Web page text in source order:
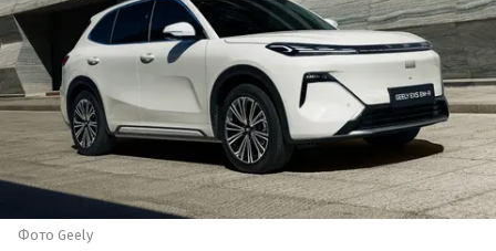
Фото Geely